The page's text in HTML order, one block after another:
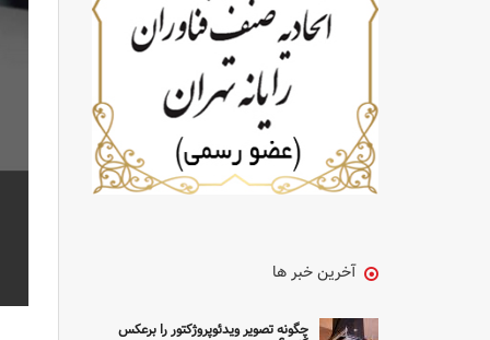
آخرین خبر ها
چگونه تصویر ویدئوپروژکتور را برعکس